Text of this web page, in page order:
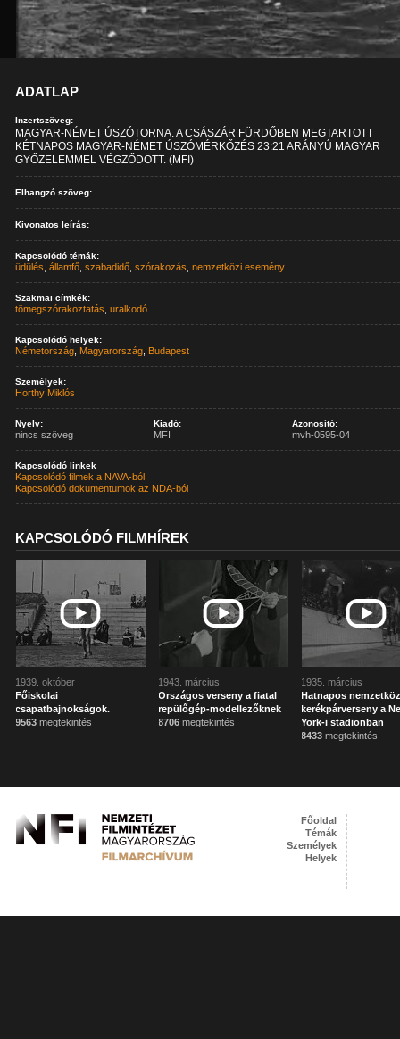
ADATLAP
Inzertszöveg:
MAGYAR-NÉMET ÚSZÓTORNA. A CSÁSZÁR FÜRDŐBEN MEGTARTOTT
KÉTNAPOS MAGYAR-NÉMET ÚSZÓMÉRKŐZÉS 23:21 ARÁNYÚ MAGYAR
GYŐZELEMMEL VÉGZŐDÖTT. (MFI)
Elhangzó szöveg:
Kivonatos leírás:
Kapcsolódó témák:
üdülés ,államfő ,szabadidő ,szórakozás ,nemzetközi esemény
Szakmai címkék:
tömegszórakoztatás ,uralkodó
Kapcsolódó helyek:
Németország Magyarország Budapest
Személyek:
Horthy Miklós
Nyelv:
nincs szöveg
Kiadó:
MFI
Azonosító:
mvh-0595-04
Kapcsolódó linkek
Kapcsolódó filmek a NAVA-ból
Kapcsolódó dokumentumok az NDA-ból
KAPCSOLÓDÓ FILMHÍREK
1939. október
Főiskolai
csapatbajnokságok.
9563 megtekintés
1943. március
Országos verseny a fiatal
repülőgép-modellezőknek
8706 megtekintés
1935. március
Hatnapos
kerékpárverseny a
York-i stadionban
8433 megtekintés
Főoldal
Témák
Személyek
Helyek